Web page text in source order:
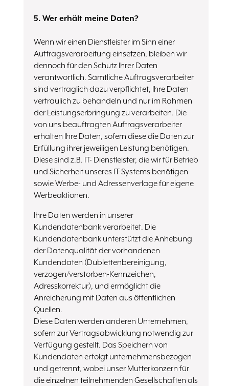
5. Wer erhält meine Daten?
Wenn wir einen Dienstleister im Sinn einer
Auftragsverarbeitung einsetzen, bleiben wir
dennoch für den Schutz Ihrer Daten
verantwortlich. Sämtliche Auftragsverarbeiter
sind vertraglich dazu verpflichtet, Ihre Daten
vertraulich zu behandeln und nur im Rahmen
der Leistungserbringung zu verarbeiten. Die
von uns beauftragten Auftragsverarbeiter
erhalten Ihre Daten, sofern diese die Daten zur
Erfüllung ihrer jeweiligen Leistung benötigen.
Diese sind z.B. IT- Dienstleister, die wir für Betrieb
und Sicherheit unseres IT-Systems benötigen
sowie Werbe- und Adressenverlage für eigene
Werbeaktionen.
Ihre Daten werden in unserer
Kundendatenbank verarbeitet. Die
Kundendatenbank unterstützt die Anhebung
der Datenqualität der vorhandenen
Kundendaten (Dublettenbereinigung,
verzogen/verstorben-Kennzeichen,
Adresskorrektur), und ermöglicht die
Anreicherung mit Daten aus öffentlichen
Quellen.
Diese Daten werden anderen Unternehmen,
sofern zur Vertragsabwicklung notwendig zur
Verfügung gestellt. Das Speichern von
Kundendaten erfolgt unternehmensbezogen
und getrennt, wobei unser Mutterkonzern für
die einzelnen teilnehmenden Gesellschaften als